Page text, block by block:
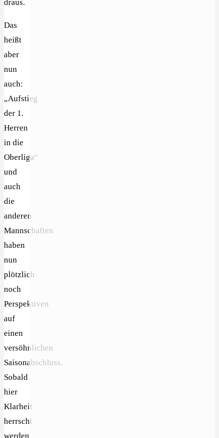
draus.
Das
heißt
aber
nun
auch:
„Aufstieg
der 1.
Herren
in die
Oberliga“
und
auch
die
anderen
Mannschaften
haben
nun
plötzlich
noch
Perspektiven
auf
einen
versöhnlichen
Saisonabschluss.
Sobald
hier
Klarheit
herrscht
werden